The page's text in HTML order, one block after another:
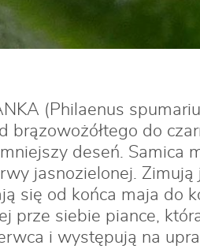
(Philaenus
brązowożółtego do
deseń. Samica
jasnozielonej.
się od końca maja do
prze siebie piance,
i występują na